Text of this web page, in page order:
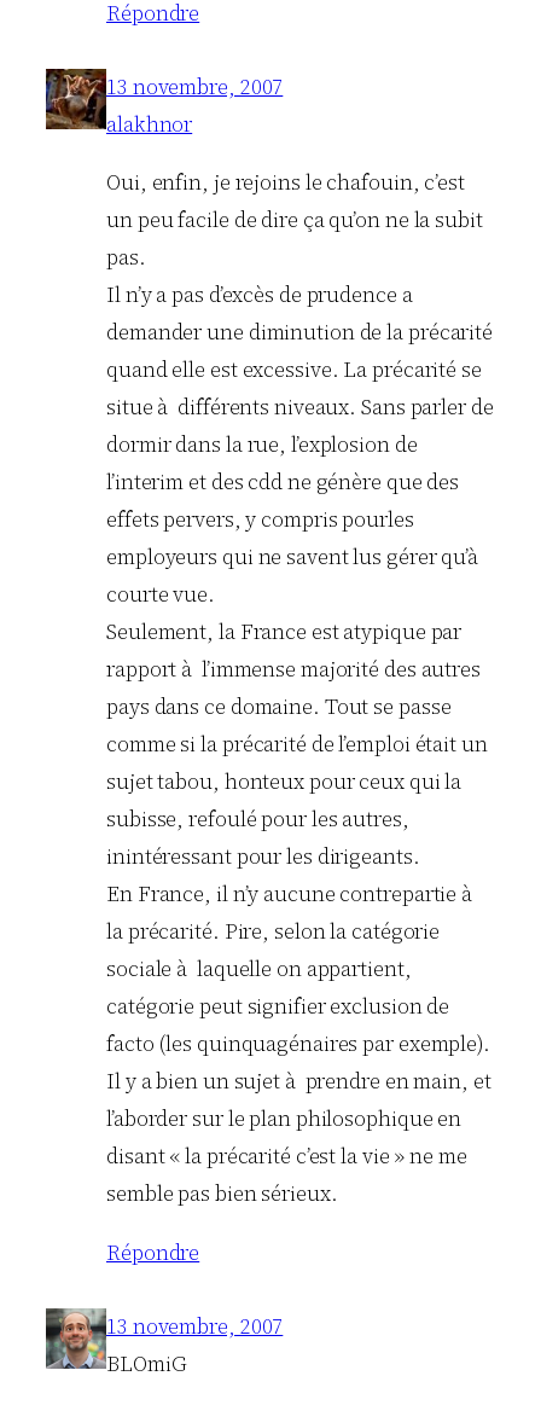
Répondre
13 novembre, 2007
alakhnor
Oui, enfin, je rejoins le chafouin, c’est
un peu facile de dire ça qu’on ne la subit
pas.
Il n’y a pas d’excès de prudence a
demander une diminution de la précarité
quand elle est excessive. La précarité se
situe à différents niveaux. Sans parler de
dormir dans la rue, l’explosion de
l’interim et des cdd ne génère que des
effets pervers, y compris pourles
employeurs qui ne savent lus gérer qu’à
courte vue.
Seulement, la France est atypique par
rapport à l’immense majorité des autres
pays dans ce domaine. Tout se passe
comme si la précarité de l’emploi était un
sujet tabou, honteux pour ceux qui la
subisse, refoulé pour les autres,
inintéressant pour les dirigeants.
En France, il n’y aucune contrepartie à
la précarité. Pire, selon la catégorie
sociale à laquelle on appartient,
catégorie peut signifier exclusion de
facto (les quinquagénaires par exemple).
Il y a bien un sujet à prendre en main, et
l’aborder sur le plan philosophique en
disant « la précarité c’est la vie » ne me
semble pas bien sérieux.
Répondre
13 novembre, 2007
BLOmiG